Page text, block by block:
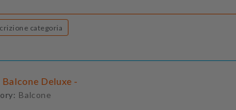
Descrizione categoria
Balcone Deluxe -
Balcone